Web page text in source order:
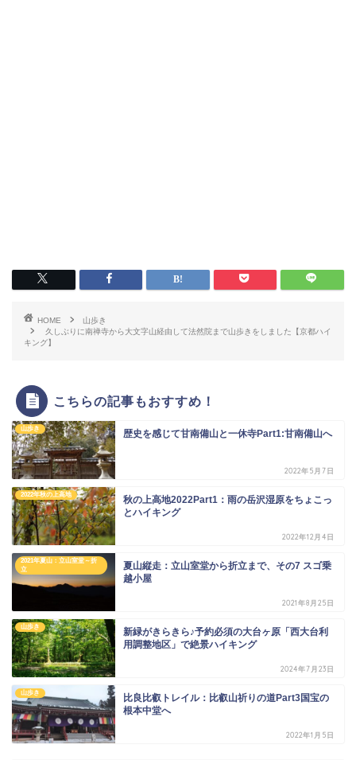
HOME
山歩き
久しぶりに南禅寺から大文字山経由して法然院まで山歩きをしました【京都ハイ
キング】
こちらの記事もおすすめ！
山歩き 歴史を感じて甘南備山と一休寺Part1:甘南備山へ
2022年5月7日
2022年秋の上高地
秋の上高地2022Part1：雨の岳沢湿原をちょこっ
とハイキング
2022年12月4日
2021年夏山：立山室堂～折
立
夏山縦走：立山室堂から折立まで、その7 スゴ乗
越小屋
2021年8月25日
山歩き
新緑がきらきら♪予約必須の大台ヶ原「西大台利
用調整地区」で絶景ハイキング
2024年7月23日
山歩き
比良比叡トレイル：比叡山祈りの道Part3国宝の
根本中堂へ
2022年1月5日